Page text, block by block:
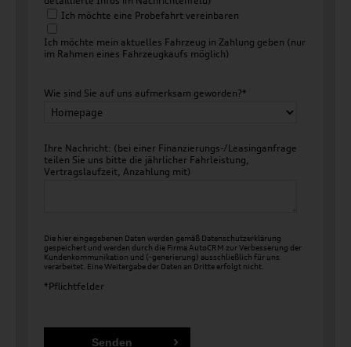
Ich möchte eine Probefahrt vereinbaren
Ich möchte mein aktuelles Fahrzeug in Zahlung geben (nur
im Rahmen eines Fahrzeugkaufs möglich)
Wie sind Sie auf uns aufmerksam geworden?*
Ihre Nachricht: (bei einer Finanzierungs-/Leasinganfrage
teilen Sie uns bitte die jährlicher Fahrleistung,
Vertragslaufzeit, Anzahlung mit)
Die hier eingegebenen Daten werden gemäß Datenschutzerklärung
gespeichert und werden durch die Firma AutoCRM zur Verbesserung der
Kundenkommunikation und (-generierung) ausschließlich für uns
verarbeitet. Eine Weitergabe der Daten an Dritte erfolgt nicht.
*Pflichtfelder